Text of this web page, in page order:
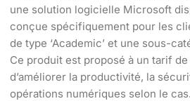
une solution logicielle Microsoft
conçue spécifiquement pour les
de type ‘Academic’ et une sous-
Ce produit est proposé à un tarif
d’améliorer la productivité, la
opérations numériques selon le